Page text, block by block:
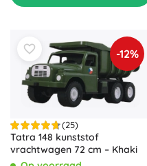
-12%
(25)
Tatra 148 kunststof
vrachtwagen 72 cm – Khaki